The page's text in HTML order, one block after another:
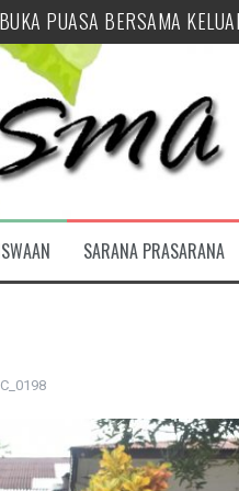
HUT SEKOLAH
MPLS RAMAH
2026/2027 SMA
BARU (SPMB) SMA
PUASA BERSAMA
SARANA PRASARANA